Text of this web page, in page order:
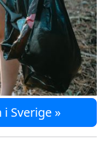
Sverige »